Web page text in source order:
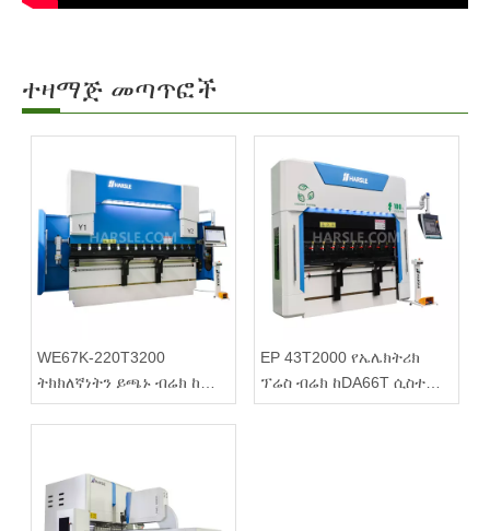
ተዛማጅ መጣጥፎች
WE67K-220T3200
ትክክለኛነትን ይጫኑ ብሬክ ከ
DELEM DA69S መቆጣጠሪያ
EP 43T2000 የኤሌክትሪክ
ፕሬስ ብሬክ ከDA66T ሲስተም
ጋር የታጠቁ